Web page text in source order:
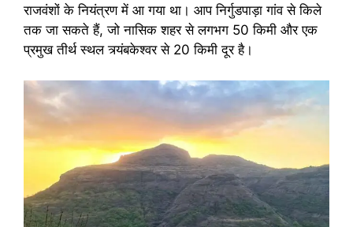
राजवंशों के नियंत्रण में आ गया था। आप निर्गुडपाड़ा गांव से किले
तक जा सकते हैं, जो नासिक शहर से लगभग 50 किमी और एक
प्रमुख तीर्थ स्थल त्र्यंबकेश्वर से 20 किमी दूर है।